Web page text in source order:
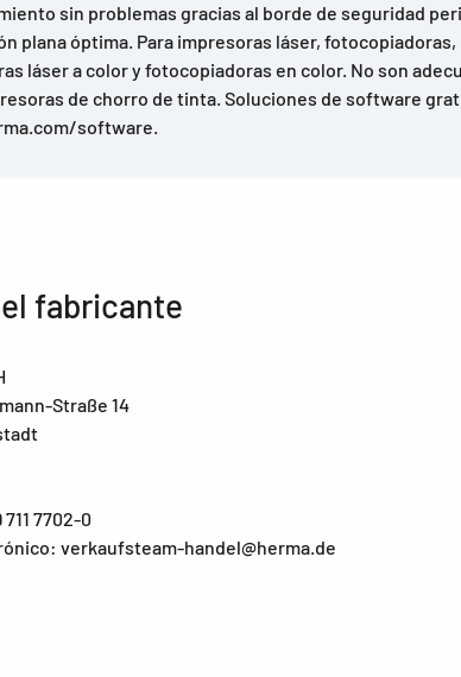
sin problemas gracias al borde de seguridad
plana óptima. Para impresoras láser, fotocopiadoras,
láser a color y fotocopiadoras en color. No son
de chorro de tinta. Soluciones de software
software.
fabricante
Straße 14
7702-0
verkaufsteam-handel@herma.de